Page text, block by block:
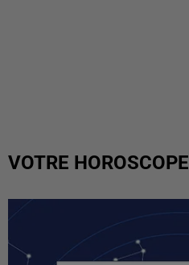
VOTRE HOROSCOPE